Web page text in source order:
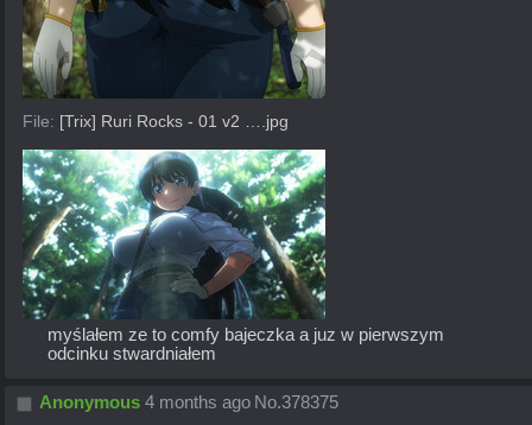
File: [Trix] Ruri Rocks - 01 v2 ….jpg
myślałem ze to comfy bajeczka a juz w pierwszym
odcinku stwardniałem
Anonymous 4 months ago No.378375